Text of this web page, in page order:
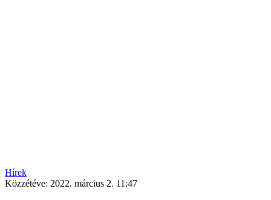
Hírek
Közzétéve: 2022. március 2. 11:47